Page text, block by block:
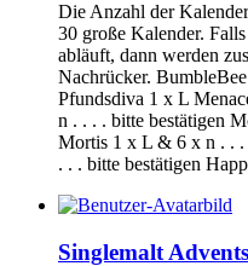
Die Anzahl der
30 große Kalender.
abläuft, dann werden
Nachrücker.
Pfundsdiva 1 x L
n . . . . bitte bestätigen
Mortis 1 x L & 6 x n . . .
. . . bitte bestätigen
Singlemalt